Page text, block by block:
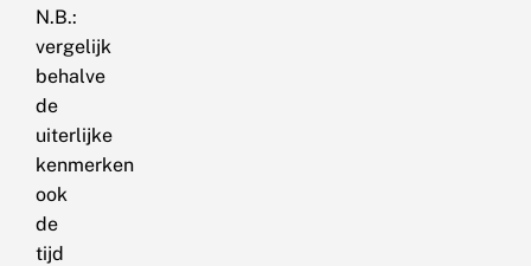
N.B.:
vergelijk
behalve
de
uiterlijke
kenmerken
ook
de
tijd